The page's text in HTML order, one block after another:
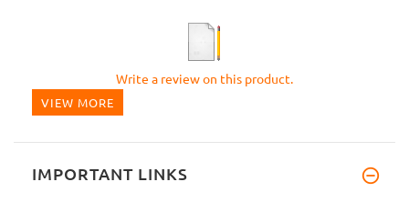
Write a review on this product.
VIEW MORE
IMPORTANT LINKS